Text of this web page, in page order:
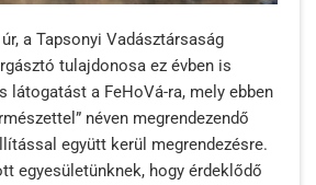
a Tapsonyi Vadásztársaság
tulajdonosa ez évben is
látogatást a FeHoVá-ra, mely ebben
néven megrendezendő
együtt kerül megrendezésre.
egyesületünknek, hogy érdeklődő